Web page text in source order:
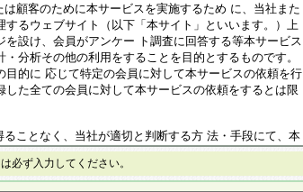
顧客のために本サービスを実施するため に、当社また
するウェブサイト（以下「本サイト」といいます。）上
を設け、会員がアンケー ト調査に回答する等本サービス
分析その他の利用をすることを目的とするものです。
目的に 応じて特定の会員に対して本サービスの依頼を行
した全ての会員に対して本サービスの依頼をするとは限
ことなく、当社が適切と判断する方 法・手段にて、本
正することができるものとします。改定後の本規約等
示したときに、その 他の諸規定については、会員に対
イトに掲示したときのいずれか早い時期をもってその効
必ず入力してください。